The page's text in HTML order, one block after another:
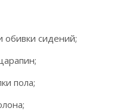
обивки сидений;
пола;